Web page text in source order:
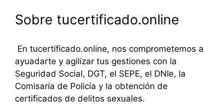
Sobre tucertificado.online
En tucertificado.online, nos comprometemos a
ayuadarte y agilizar tus gestiones con la
Seguridad Social, DGT, el SEPE, el DNIe, la
Comisaría de Policía y la obtención de
certificados de delitos sexuales.